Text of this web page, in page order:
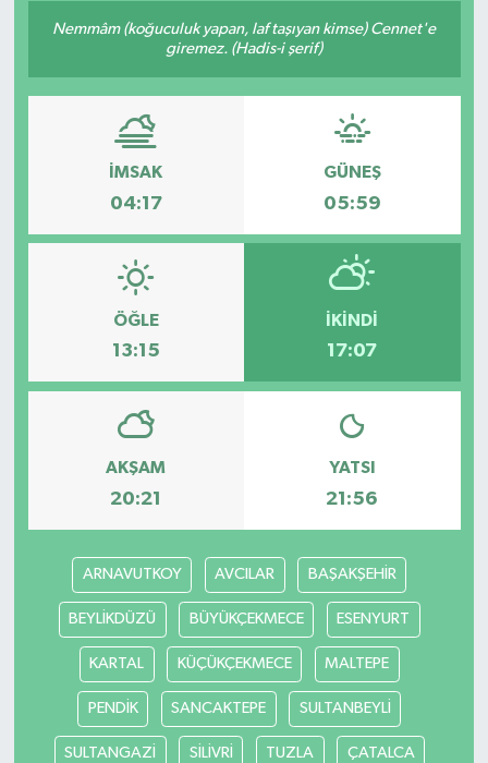
Nemmâm (koğuculuk yapan, laf taşıyan kimse) Cennet'e
giremez. (Hadis-i şerif)
İMSAK
04:17
GÜNEŞ
05:59
ÖĞLE
13:15
İKINDI
17:07
AKŞAM
20:21
YATSI
21:56
ARNAVUTKOY AVCILAR BAŞAKŞEHİR
BEYLİKDÜZÜ BÜYÜKÇEKMECE ESENYURT
KARTAL KÜÇÜKÇEKMECE MALTEPE
PENDİK SANCAKTEPE SULTANBEYLİ
SULTANGAZİ SİLİVRİ TUZLA ÇATALCA
Siyaset
Spor
Vefat Edenler
Video Galeri